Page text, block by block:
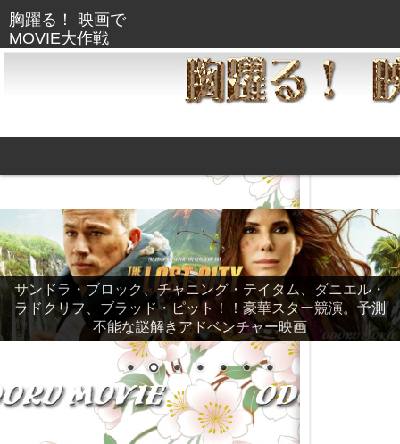
サンドラ・ブロック、チャニング・テイタム、ダニエル・
ラドクリフ、ブラッド・ピット！！豪華スター競演。予測
不能な謎解きアドベンチャー映画